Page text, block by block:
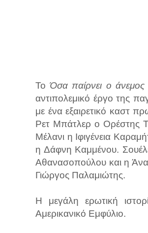
ΤοΌσα παίρνει ο άνεμος
αντιπολεμικό έργο της
με ένα εξαιρετικό καστ
Ρετ Μπάτλερ ο Ορέστης
Μέλανι η Ιφιγένεια
η Δάφνη Καμμένου.
Αθανασοπούλου και η
Γιώργος Παλαμιώτης.
Η μεγάλη ερωτική
Αμερικανικό Εμφύλιο.